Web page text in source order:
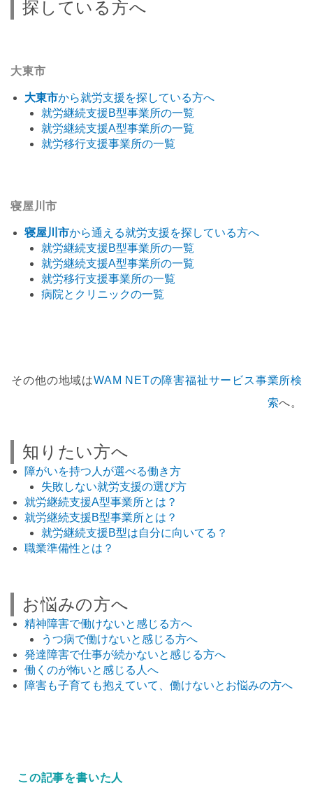
探している方へ
大東市
大東市から就労支援を探している方へ
就労継続支援B型事業所の一覧
就労継続支援A型事業所の一覧
就労移行支援事業所の一覧
寝屋川市
寝屋川市から通える就労支援を探している方へ
就労継続支援B型事業所の一覧
就労継続支援A型事業所の一覧
就労移行支援事業所の一覧
病院とクリニックの一覧
その他の地域はWAM NETの障害福祉サービス事業所検
索へ。
知りたい方へ
障がいを持つ人が選べる働き方
失敗しない就労支援の選び方
就労継続支援A型事業所とは？
就労継続支援B型事業所とは？
就労継続支援B型は自分に向いてる？
職業準備性とは？
お悩みの方へ
精神障害で働けないと感じる方へ
うつ病で働けないと感じる方へ
発達障害で仕事が続かないと感じる方へ
働くのが怖いと感じる人へ
障害も子育ても抱えていて、働けないとお悩みの方へ
この記事を書いた人